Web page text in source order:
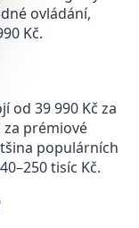
ovládání,
Kč.
od 39 990 Kč za
za prémiové
populárních
tisíc Kč.